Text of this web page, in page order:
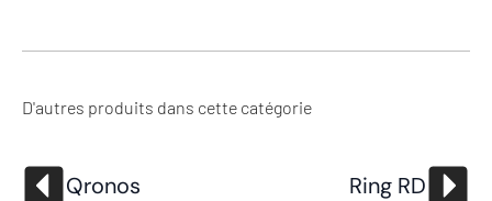
D'autres produits dans cette catégorie
Qronos Ring RD